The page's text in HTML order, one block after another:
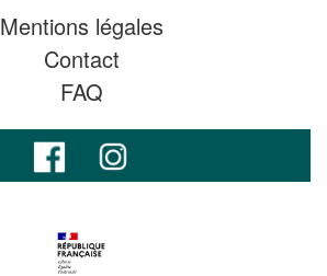
Mentions légales
Contact
FAQ